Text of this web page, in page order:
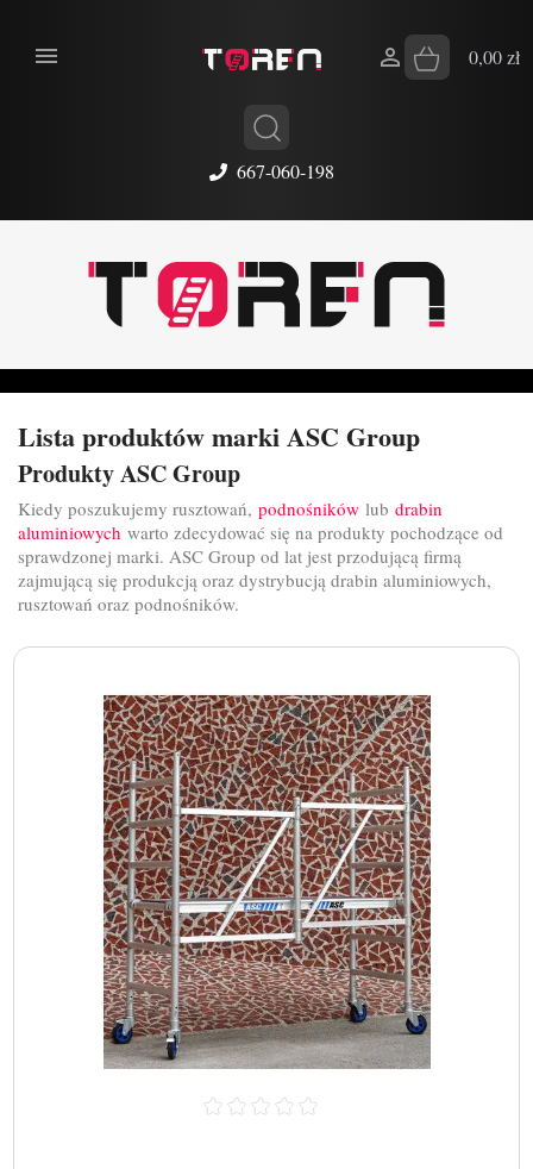
667-060-198
 0,00 zł

Lista produktów marki ASC Group
Produkty ASC Group
Kiedy poszukujemy rusztowań, podnośników lub drabin
aluminiowych warto zdecydować się na produkty pochodzące od
sprawdzonej marki. ASC Group od lat jest przodującą firmą
zajmującą się produkcją oraz dystrybucją drabin aluminiowych,
rusztowań oraz podnośników.